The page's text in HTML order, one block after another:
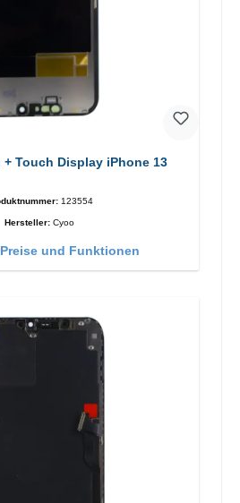
+ Touch Display iPhone 13
123554
Hersteller: Cyoo
und Funktionen